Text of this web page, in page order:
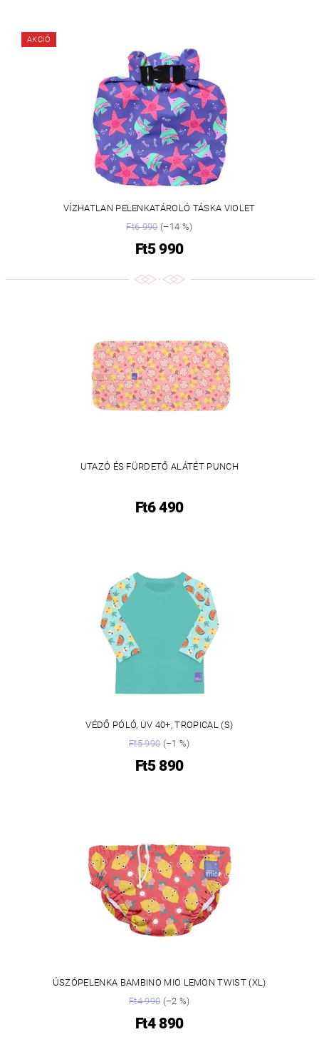
AKCIÓ
VÍZHATLAN PELENKATÁROLÓ TÁSKA VIOLET
Ft6 990(–14 %)
Ft5 990
UTAZÓ ÉS FÜRDETŐ ALÁTÉT PUNCH
Ft6 490
VÉDŐ PÓLÓ, UV 40+, TROPICAL (S)
Ft5 990(–1 %)
Ft5 890
ÚSZÓPELENKA BAMBINO MIO LEMON TWIST (XL)
Ft4 990(–2 %)
Ft4 890